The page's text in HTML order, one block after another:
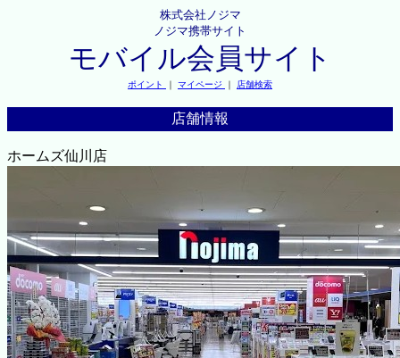
株式会社ノジマ
ノジマ携帯サイト
モバイル会員サイト
ポイント ｜ マイページ ｜ 店舗検索
店舗情報
ホームズ仙川店